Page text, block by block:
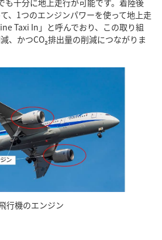
、1つのエンジンパワーを使って地上走
Taxi In」と呼んでおり、この取り組
、かつCO₂排出量の削減につながりま
行機のエンジン